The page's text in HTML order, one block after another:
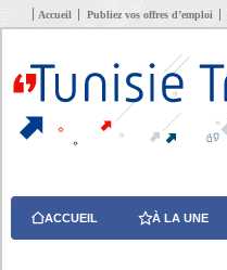
Accueil Publiez vos offres d’emploi
ACCUEIL À LA UNE